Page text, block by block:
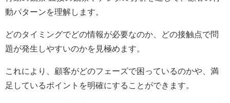
動パターンを理解します。
どのタイミングでどの情報が必要なのか、どの接触点で問
題が発生しやすいのかを見極めます。
これにより、顧客がどのフェーズで困っているのかや、満
足しているポイントを明確にすることができます。